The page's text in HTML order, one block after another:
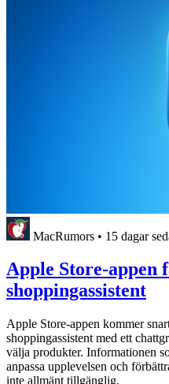
MacRumors • 15 dagar
Apple Store-appen
shoppingassistent
Apple Store-appen kommer
shoppingassistent med ett
välja produkter. Informationen
anpassa upplevelsen och
inte allmänt tillgänglig.